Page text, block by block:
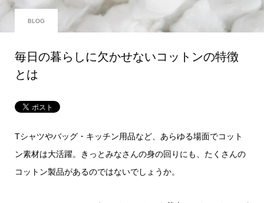
BLOG
毎日の暮らしに欠かせないコットンの特徴
とは
Tシャツやバッグ・キッチン用品など、あらゆる場面でコット
ン素材は大活躍。きっとみなさんの身の回りにも、たくさんの
コットン製品があるのではないでしょうか。